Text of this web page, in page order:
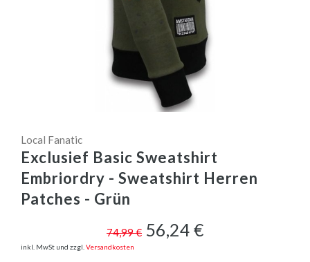
Local Fanatic
Exclusief Basic Sweatshirt
Embriordry - Sweatshirt Herren
Patches - Grün
74,99 € 56,24 €
inkl. MwSt und zzgl. Versandkosten